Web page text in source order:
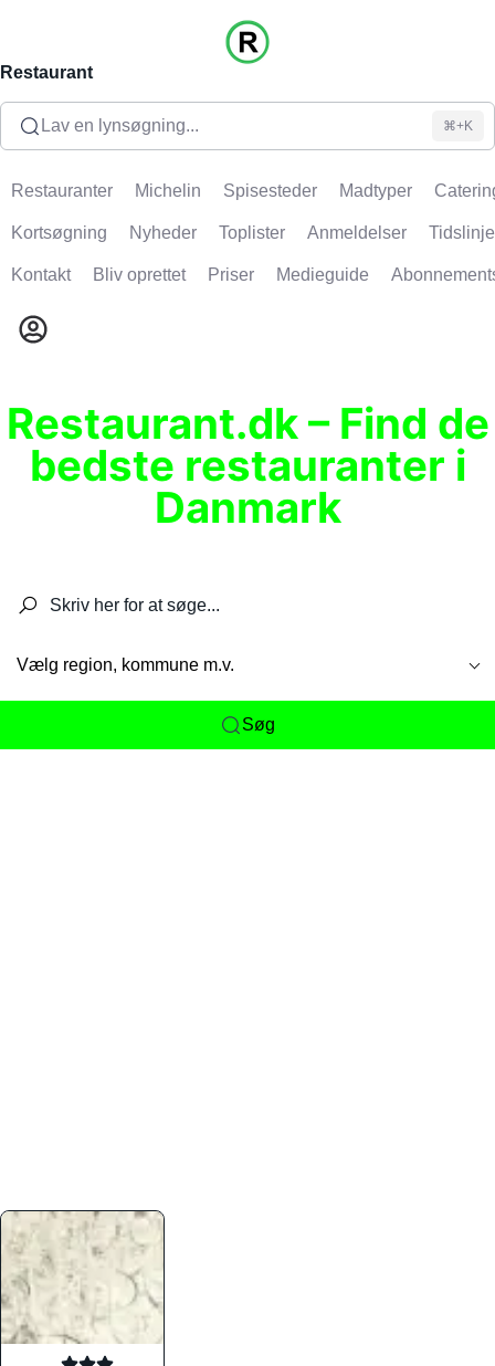
Restaurant
Lav en lynsøgning... ⌘+K
Restauranter Michelin Spisesteder Madtyper
Kortsøgning Nyheder Toplister Anmeldelser Tidslinje
Kontakt Bliv oprettet Priser Medieguide
Restaurant.dk – Find de
bedste restauranter i
Danmark
Vælg region, kommune m.v.
Søg